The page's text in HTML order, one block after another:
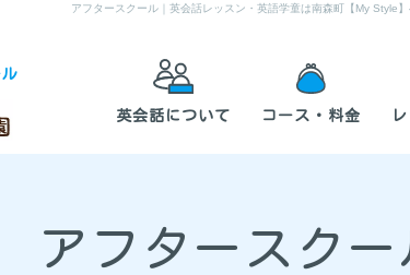
アフタースクール｜英会話レッスン・英語学童は南森町【My Style】
英会話について コース・料金
アフタースクー